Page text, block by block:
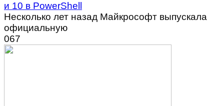
и 10 в PowerShell
Несколько лет назад Майкрософт выпускала
официальную
067